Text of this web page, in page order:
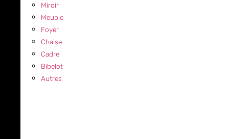
Miroir
Meuble
Foyer
Chaise
Cadre
Bibelot
Autres